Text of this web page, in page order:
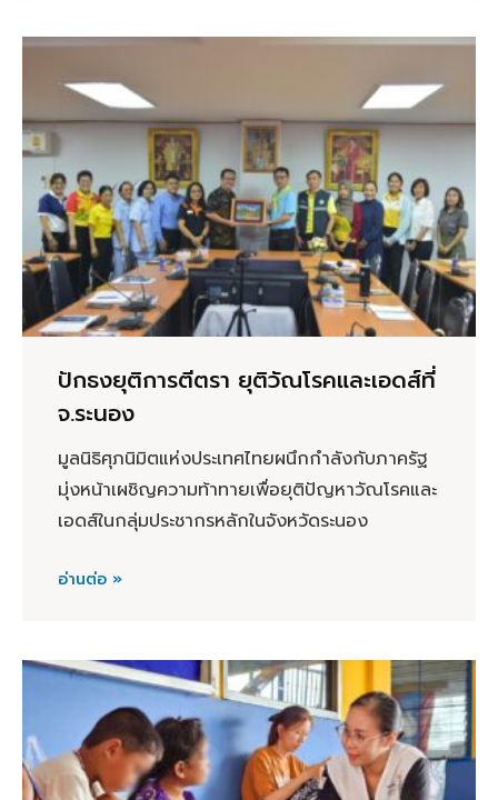
ปักธงยุติการตีตรา ยุติวัณโรคและเอดส์ที่
จ.ระนอง
มูลนิธิศุภนิมิตแห่งประเทศไทยผนึกกำลังกับภาครัฐ
มุ่งหน้าเผชิญความท้าทายเพื่อยุติปัญหาวัณโรคและ
เอดส์ในกลุ่มประชากรหลักในจังหวัดระนอง
อ่านต่อ »